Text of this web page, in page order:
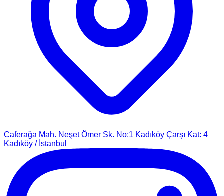
Caferağa Mah. Neşet Ömer Sk. No:1 Kadıköy Çarşı Kat: 4
Kadıköy / İstanbul